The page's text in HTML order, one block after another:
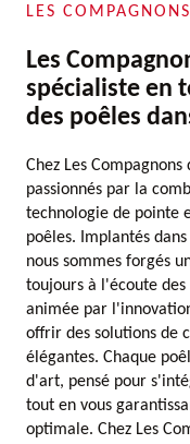
LES
Les
spécialiste en
des poêles
Chez Les
passionnés par la
technologie de pointe
poêles. Implantés
nous sommes forgés
toujours à l'écoute des
animée par
offrir des solutions de
élégantes. Chaque
d'art, pensé pour
tout en vous
optimale. Chez Les